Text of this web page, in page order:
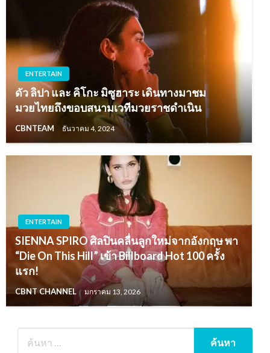
ENTERTAIN
ดัว ลิปา และ คิโกะ มิซูฮาระ เดินทางมาชม
มวยไทยถึงขอบสนามเวทีมวยราชดำเนิน
CBNTEAM ธันวาคม 4, 2024
ENTERTAIN
SIENNA SPIRO ศิลปินคลื่นลูกใหม่จากอังกฤษ พา
“Die On This Hill” เข้า Billboard Hot 100 ครั้ง
แรก!
CBNT CHANNEL มกราคม 13, 2026